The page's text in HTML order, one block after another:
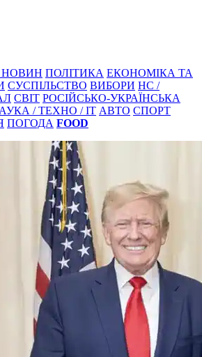
НОВИН ПОЛІТИКА ЕКОНОМІКА ТА
СУСПІЛЬСТВО ВИБОРИ НС /
СВІТ РОСІЙСЬКО-УКРАЇНСЬКА
/ ТЕХНО / IT АВТО СПОРТ
ПОГОДА FOOD